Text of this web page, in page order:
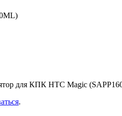
для КПК HTC Magic
.